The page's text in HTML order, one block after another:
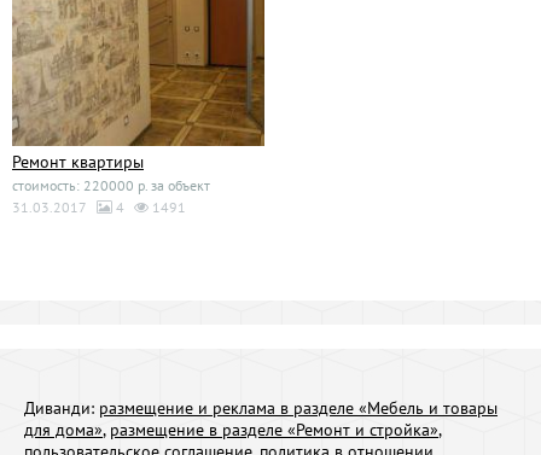
Ремонт квартиры
стоимость: 220000 р. за объект
31.03.2017
4 1491
Диванди: размещение и реклама в разделе «Мебель и товары
для дома», размещение в разделе «Ремонт и стройка»,